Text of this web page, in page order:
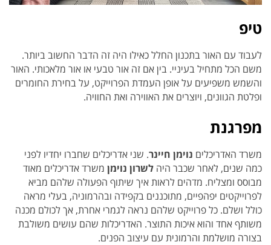
טיפ
לעבוד עם האור בתכנון החלל כאילו היה זה הדבר החשוב ביותר.
משם הכל מתחיל בעיניי. בין אם זה אור טבעי או אור מלאכותי. האור
והשמש משפיעים על אופן העמדת הפרוייקט, על בחירת החומרים
ופלטת הגוונים, ויוצרים את האווירה ואת החוויה.
מפרגנת
משרד האדריכלים נוימן חיינר. שני אדריכלים שחברו יחדיו לפני
כמה שנים, לאחר שכבר היה לשרון נוימן משרד אדריכלים מאוד
מבוסס ומצליח. מדהים לראות איך שיתוף הפעולה שלהם מביא
לפרוייקטים יפהפיים, מתוכננים בקפידה ובהרמוניה, בעלי מראה
כולל ושלם. כל פרוייקט שלהם נראה לגמרי אחרת, אך לכולם מכנה
משותף אחד והוא איכות התוצר. האדריכלות שהם עושים משולבת
בצורה מושלמת והרמונית עם עיצוב הפנים.